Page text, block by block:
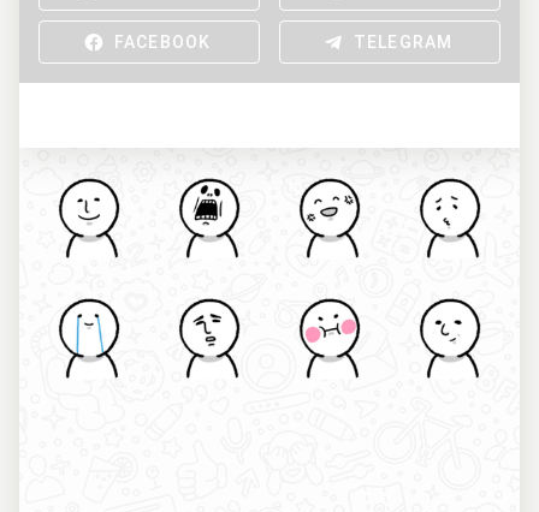
FACEBOOK TELEGRAM